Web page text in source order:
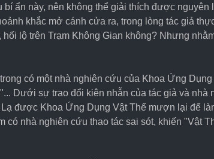
ẩn này, nên không thể giải thích được
khắc mở cánh cửa ra, trong lòng tác giả
lộ trên Trạm Không Gian không? Nhưng
có một nhà nghiên cứu của Khoa Ứng
Dưới sự trao đổi kiên nhẫn của tác giả và
được Khoa Ứng Dụng Vật Thể mượn lại để
có nhà nghiên cứu thao tác sai sót, khiến "Vật